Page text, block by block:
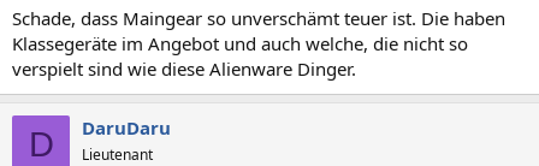
Schade, dass Maingear so unverschämt teuer ist. Die haben
Klassegeräte im Angebot und auch welche, die nicht so
verspielt sind wie diese Alienware Dinger.
D DaruDaru
Lieutenant